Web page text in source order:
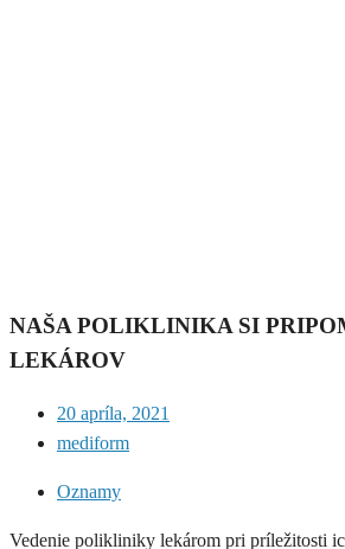
NAŠA POLIKLINIKA SI
LEKÁROV
20 apríla, 2021
mediform
Oznamy
Vedenie polikliniky lekárom pri príležitosti